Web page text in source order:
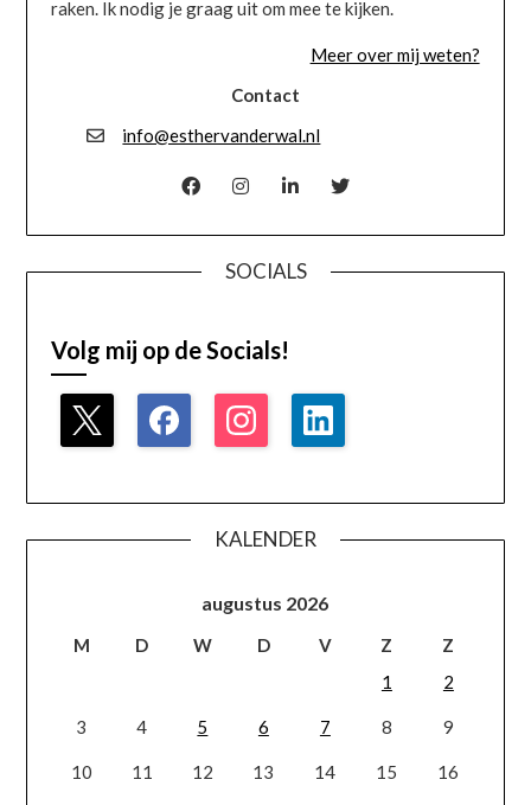
raken. Ik nodig je graag uit om mee te kijken.
Meer over mij weten?
Contact
info@esthervanderwal.nl
SOCIALS
Volg mij op de Socials!
KALENDER
augustus 2026
M D W D V Z
Z
1
2
3 4 5 6 7 8 9
10 11 12 13 14 15 16